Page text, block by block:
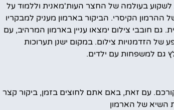
לשקוע בעולמה של החצר העות'מאנית וללמוד על
הקיסרי. הביקור בארמון מעניק למבקריו
חובבי צילום ימצאו עניין בארמון המרהיב, עם
הזדמנויות צילום. במקום ישנן תערוכות
גם למשפחות עם ילדים.
והתערוכות השונות שבו, מומלץ להקצות לפחות 3-4 שעות לביקורכם. עם זאת, באם אתם לחוצים בזמן, ביקור קצר
השיא של הארמון